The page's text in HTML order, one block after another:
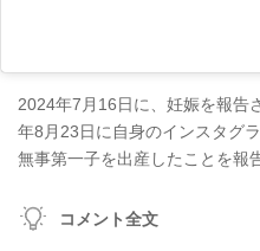
2024年7月16日に、妊娠を報告
年8月23日に自身のインスタグラ
無事第一子を出産したことを報
コメント全文